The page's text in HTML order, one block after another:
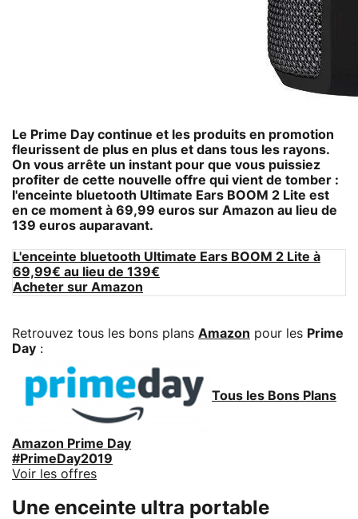
Le Prime Day continue et les produits en promotion
fleurissent de plus en plus et dans tous les rayons.
On vous arrête un instant pour que vous puissiez
profiter de cette nouvelle offre qui vient de tomber :
l'enceinte bluetooth Ultimate Ears BOOM 2 Lite est
en ce moment à 69,99 euros sur Amazon au lieu de
139 euros auparavant.
L'enceinte bluetooth Ultimate Ears BOOM 2 Lite à
69,99€ au lieu de 139€
Acheter sur Amazon
Retrouvez tous les bons plans Amazon pour les Prime
Day :
Tous les Bons Plans
Amazon Prime Day
#PrimeDay2019
Voir les offres
Une enceinte ultra portable